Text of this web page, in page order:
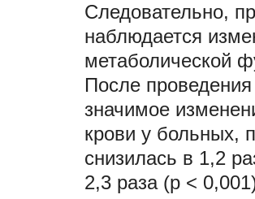
Следовательно,
наблюдается
метаболической
После
значимое
крови у больных,
снизилась в 1,2
2,3 раза (р <